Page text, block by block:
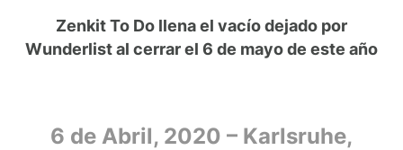
Zenkit To Do llena el vacío dejado por
Wunderlist al cerrar el 6 de mayo de este año
6 de Abril, 2020 – Karlsruhe,